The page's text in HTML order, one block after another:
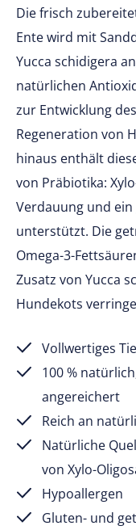
Die frisch
Ente wird mit
Yucca schidigera
natürlichen
zur Entwicklung
Regeneration von
hinaus enthält
von Präbiotika:
Verdauung und
unterstützt. Die
Omega-3-
Zusatz von Yucca
Hundekots
Vollwertiges
100 %
angereichert
Reich an
Natürliche
von Xylo-
Hypoallergen
Gluten- und